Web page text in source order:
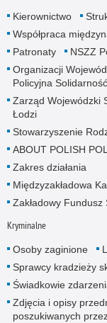
Kierownictwo
Współpraca
Patronaty
NSZZ
Organizacji
Policyjna Solidarność
Zarząd Wojewódzki
Łodzi
Stowarzyszenie
ABOUT POLISH
Zakres działania
Międzyzakładowa
Zakładowy
Kryminalne
Osoby zaginione
Sprawcy kradzieży
Świadkowie
Zdjęcia i opisy
poszukiwanych